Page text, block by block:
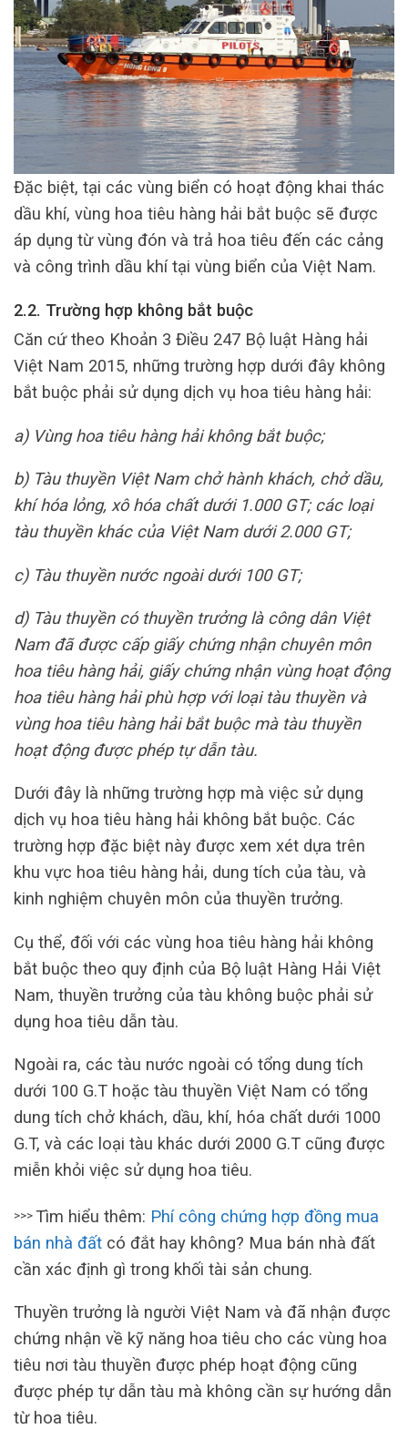
Đặc biệt, tại các vùng biển có hoạt động khai thác
dầu khí, vùng hoa tiêu hàng hải bắt buộc sẽ được
áp dụng từ vùng đón và trả hoa tiêu đến các cảng
và công trình dầu khí tại vùng biển của Việt Nam.
2.2. Trường hợp không bắt buộc
Căn cứ theo Khoản 3 Điều 247 Bộ luật Hàng hải
Việt Nam 2015, những trường hợp dưới đây không
bắt buộc phải sử dụng dịch vụ hoa tiêu hàng hải:
a) Vùng hoa tiêu hàng hải không bắt buộc;
b) Tàu thuyền Việt Nam chở hành khách, chở dầu,
khí hóa lỏng, xô hóa chất dưới 1.000 GT; các loại
tàu thuyền khác của Việt Nam dưới 2.000 GT;
c) Tàu thuyền nước ngoài dưới 100 GT;
d) Tàu thuyền có thuyền trưởng là công dân Việt
Nam đã được cấp giấy chứng nhận chuyên môn
hoa tiêu hàng hải, giấy chứng nhận vùng hoạt động
hoa tiêu hàng hải phù hợp với loại tàu thuyền và
vùng hoa tiêu hàng hải bắt buộc mà tàu thuyền
hoạt động được phép tự dẫn tàu.
Dưới đây là những trường hợp mà việc sử dụng
dịch vụ hoa tiêu hàng hải không bắt buộc. Các
trường hợp đặc biệt này được xem xét dựa trên
khu vực hoa tiêu hàng hải, dung tích của tàu, và
kinh nghiệm chuyên môn của thuyền trưởng.
Cụ thể, đối với các vùng hoa tiêu hàng hải không
bắt buộc theo quy định của Bộ luật Hàng Hải Việt
Nam, thuyền trưởng của tàu không buộc phải sử
dụng hoa tiêu dẫn tàu.
Ngoài ra, các tàu nước ngoài có tổng dung tích
dưới 100 G.T hoặc tàu thuyền Việt Nam có tổng
dung tích chở khách, dầu, khí, hóa chất dưới 1000
G.T, và các loại tàu khác dưới 2000 G.T cũng được
miễn khỏi việc sử dụng hoa tiêu.
>>> Tìm hiểu thêm: Phí công chứng hợp đồng mua
bán nhà đất có đắt hay không? Mua bán nhà đất
cần xác định gì trong khối tài sản chung.
Thuyền trưởng là người Việt Nam và đã nhận được
chứng nhận về kỹ năng hoa tiêu cho các vùng hoa
tiêu nơi tàu thuyền được phép hoạt động cũng
được phép tự dẫn tàu mà không cần sự hướng dẫn
từ hoa tiêu.